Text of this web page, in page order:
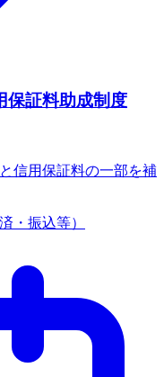
保証料助成制度
信用保証料の一部を補
・振込等）